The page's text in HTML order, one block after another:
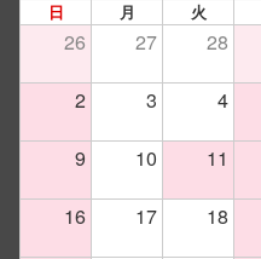
日 月 火
26 27 28
2 3 4
9 10 11
16 17 18